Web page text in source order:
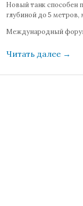
Новый танк способен
глубиной до 5
Международный форум
Читать далее →